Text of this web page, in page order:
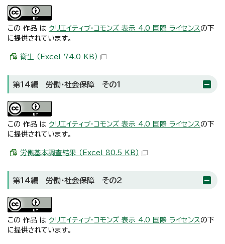
この 作品 は クリエイティブ・コモンズ 表示 4.0 国際 ライセンス の下
に提供されています。
衛生 （Excel 74.0 KB）
第14編 労働・社会保障 その1
この 作品 は クリエイティブ・コモンズ 表示 4.0 国際 ライセンス の下
に提供されています。
労働基本調査結果 （Excel 80.5 KB）
第14編 労働・社会保障 その2
この 作品 は クリエイティブ・コモンズ 表示 4.0 国際 ライセンス の下
に提供されています。